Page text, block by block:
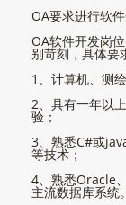
OA要求进行软
OA软件开发岗
别苛刻，具体要
1、计算机、测
2、具有一年以
验；
3、熟悉C#或
等技术；
4、熟悉Oracle
主流数据库系统。